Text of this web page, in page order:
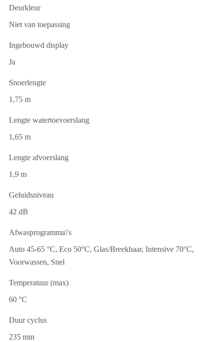
Deurkleur
Niet van toepassing
Ingebouwd display
Ja
Snoerlengte
1,75 m
Lengte watertoevoerslang
1,65 m
Lengte afvoerslang
1,9 m
Geluidsniveau
42 dB
Afwasprogramma\'s
Auto 45-65 °C, Eco 50°C, Glas/Breekbaar, Intensive 70°C,
Voorwassen, Snel
Temperatuur (max)
60 °C
Duur cyclus
235 min